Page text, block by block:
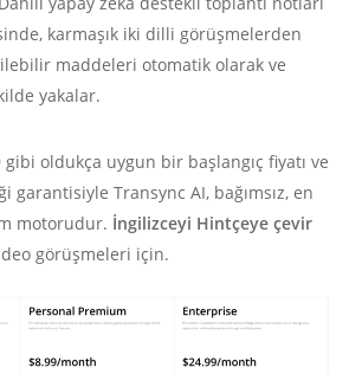
karmaşık iki dilli görüşmelerden
maddeleri otomatik olarak ve
yakalar.
gibi oldukça uygun bir başlangıç fiyatı ve
garantisiyle Transync AI, bağımsız, en
motorudur. İngilizceyi Hintçeye çevir
görüşmeleri için.